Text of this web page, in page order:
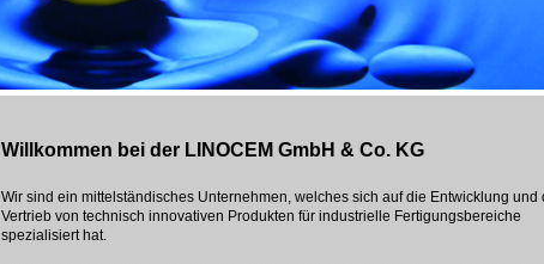
Willkommen bei der LINOCEM GmbH & Co. KG
Wir sind ein mittelständisches Unternehmen, welches sich auf die Entwicklung und
Vertrieb von technisch innovativen Produkten für industrielle Fertigungsbereiche
spezialisiert hat.